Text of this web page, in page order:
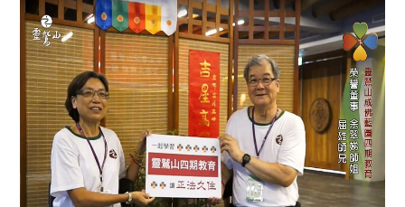
學習分享